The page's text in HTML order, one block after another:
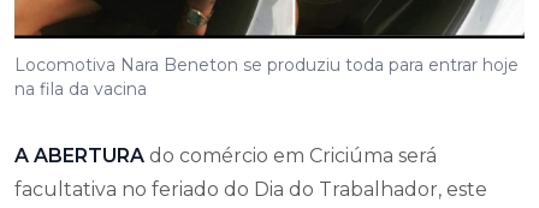
Locomotiva Nara Beneton se produziu toda para entrar hoje
na fila da vacina
A ABERTURA do comércio em Criciúma será
facultativa no feriado do Dia do Trabalhador, este